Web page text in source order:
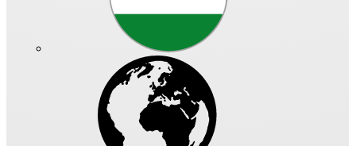
Ihr smarter Assistent für die Helios
Produktwelt
Ganz gleich welche Produktinformationen Sie benötigen –
HeliosSelect führt Sie schnell ans Ziel. Von technischen Angaben